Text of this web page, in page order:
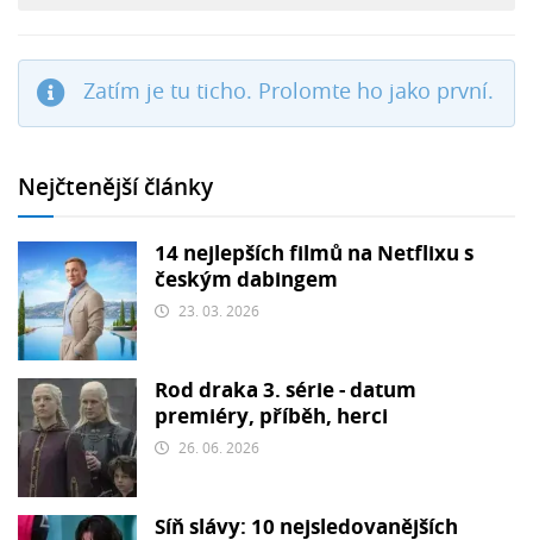
Zatím je tu ticho. Prolomte ho jako první.
Nejčtenější články
14 nejlepších filmů na Netflixu s
českým dabingem
23. 03. 2026
Rod draka 3. série - datum
premiéry, příběh, herci
26. 06. 2026
Síň slávy: 10 nejsledovanějších